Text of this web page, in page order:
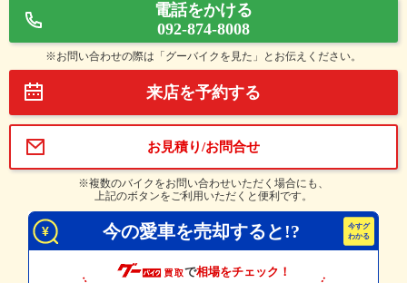
電話をかける
092-874-8008
※お問い合わせの際は「グーバイクを見た」とお伝えください。
来店を予約する
お見積り/お問合せ
※複数のバイクをお問い合わせいただく場合にも、
上記のボタンをご利用いただくと便利です。
今の愛車を売却すると!?
で相場をチェック！